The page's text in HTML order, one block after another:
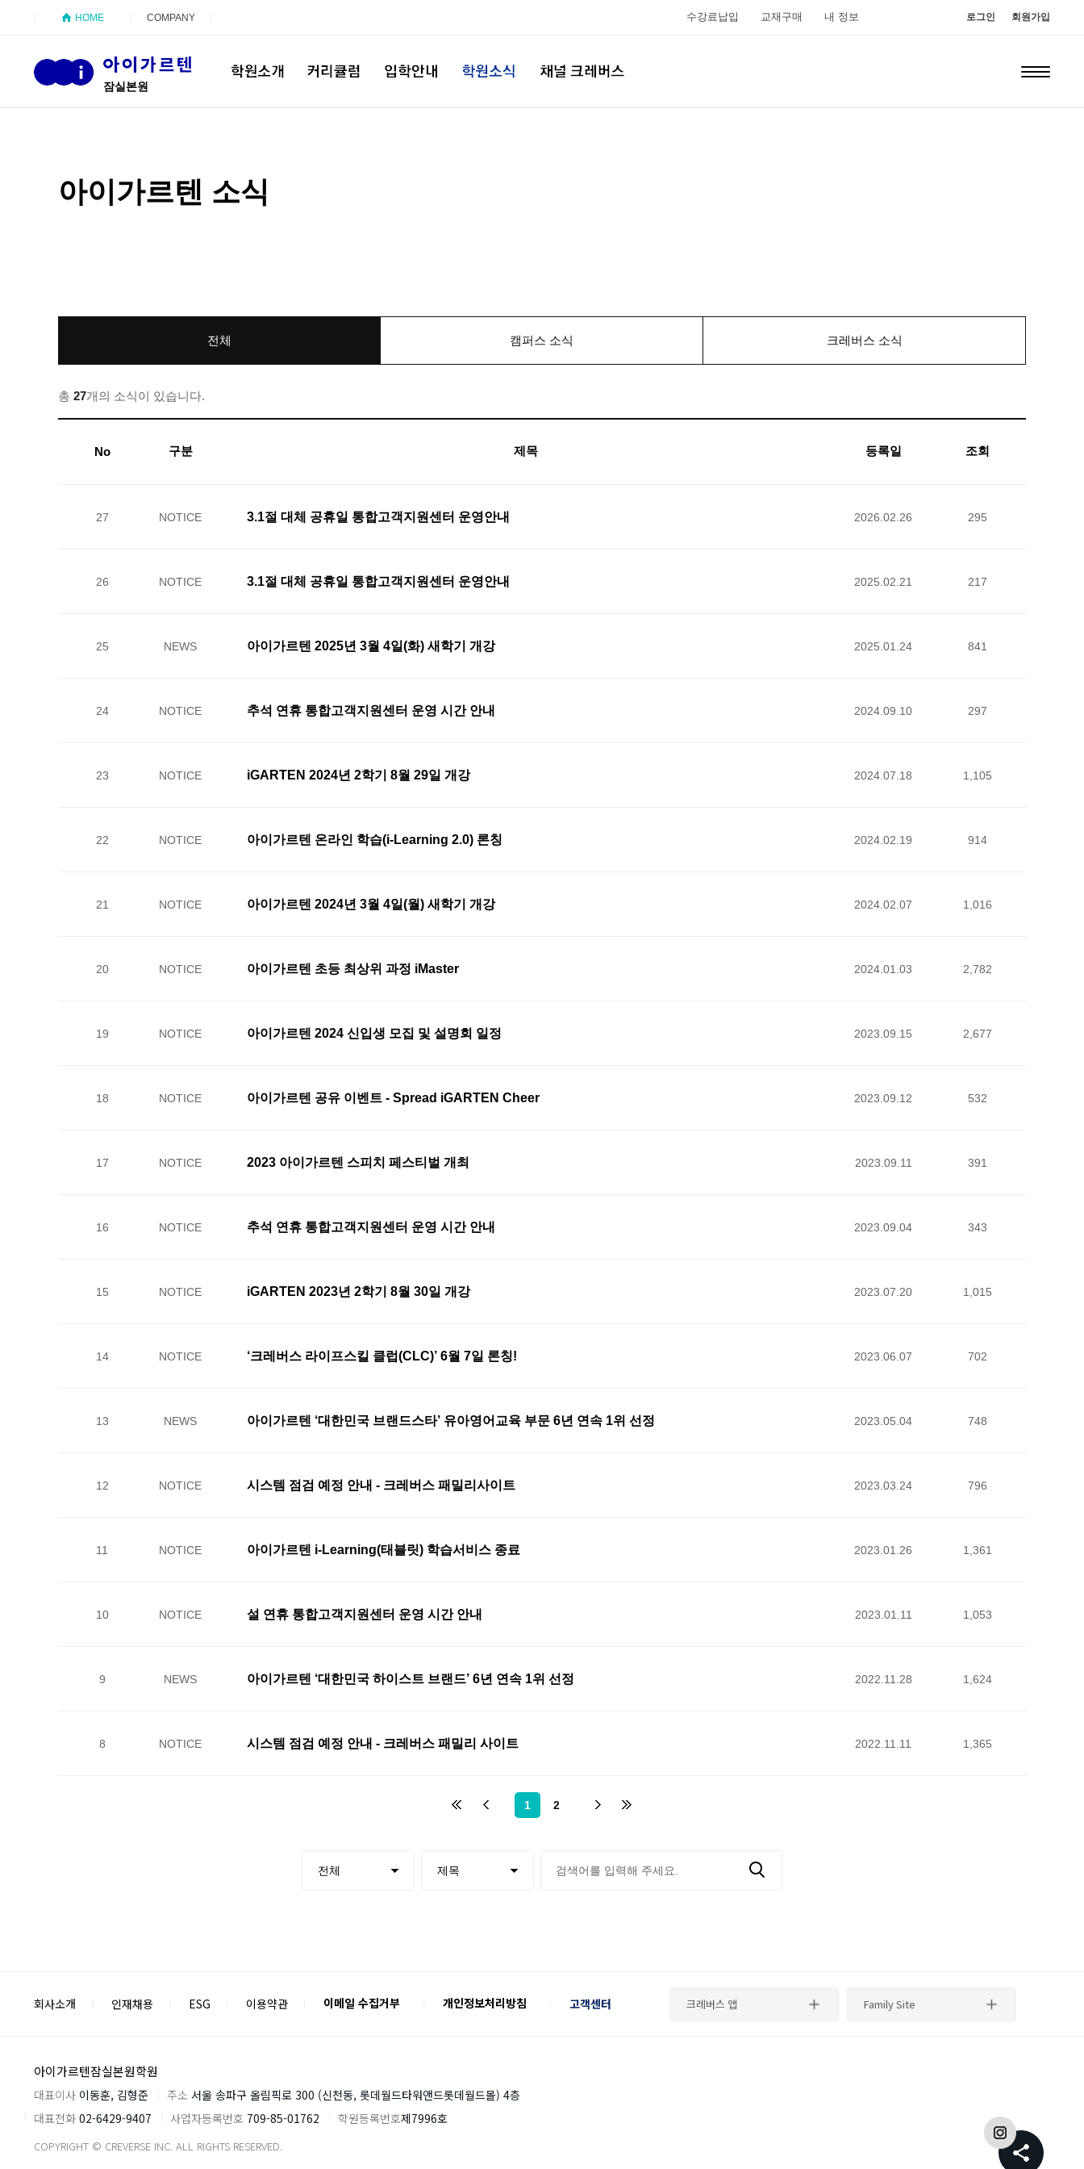
잠실본원
HOME COMPANY 로그인 회원가입
수강료납입 교재구매 내 정보
아이가르텐 소식
전체 캠퍼스 소식 크레버스 소식
총 27개의 소식이 있습니다.
No 구분 제목 등록일 조회
27 NOTICE 3.1절 대체 공휴일 통합고객지원센터 운영안내 2026.02.26 295
26 NOTICE 3.1절 대체 공휴일 통합고객지원센터 운영안내 2025.02.21 217
25 NEWS 아이가르텐 2025년 3월 4일(화) 새학기 개강 2025.01.24 841
24 NOTICE 추석 연휴 통합고객지원센터 운영 시간 안내 2024.09.10 297
23 NOTICE iGARTEN 2024년 2학기 8월 29일 개강 2024.07.18 1,105
22 NOTICE 아이가르텐 온라인 학습(i-Learning 2.0) 론칭 2024.02.19 914
21 NOTICE 아이가르텐 2024년 3월 4일(월) 새학기 개강 2024.02.07 1,016
20 NOTICE 아이가르텐 초등 최상위 과정 iMaster 2024.01.03 2,782
19 NOTICE 아이가르텐 2024 신입생 모집 및 설명회 일정 2023.09.15 2,677
18 NOTICE 아이가르텐 공유 이벤트 - Spread iGARTEN Cheer 2023.09.12 532
17 NOTICE 2023 아이가르텐 스피치 페스티벌 개최 2023.09.11 391
16 NOTICE 추석 연휴 통합고객지원센터 운영 시간 안내 2023.09.04 343
15 NOTICE iGARTEN 2023년 2학기 8월 30일 개강 2023.07.20 1,015
14 NOTICE ‘크레버스 라이프스킬 클럽(CLC)’ 6월 7일 론칭! 2023.06.07 702
13 NEWS 아이가르텐 ‘대한민국 브랜드스타’ 유아영어교육 부문 6년 연속 1위 선정 2023.05.04 748
12 NOTICE 시스템 점검 예정 안내 - 크레버스 패밀리사이트 2023.03.24 796
11 NOTICE 아이가르텐 i-Learning(태블릿) 학습서비스 종료 2023.01.26 1,361
10 NOTICE 설 연휴 통합고객지원센터 운영 시간 안내 2023.01.11 1,053
9 NEWS 아이가르텐 ‘대한민국 하이스트 브랜드’ 6년 연속 1위 선정 2022.11.28 1,624
8 NOTICE 시스템 점검 예정 안내 - 크레버스 패밀리 사이트 2022.11.11 1,365
1 2
회사소개 인재채용 ESG 이용약관 이메일 수집거부 개인정보처리방침 고객센터
아이가르텐잠실본원학원
대표이사 이동훈, 김형준 주소 서울 송파구 올림픽로 300 (신천동, 롯데월드타워앤드롯데월드몰) 4층
대표전화 02-6429-9407 사업자등록번호 709-85-01762 학원등록번호제7996호
COPYRIGHT © CREVERSE INC. ALL RIGHTS RESERVED.
Family Site
크레버스 앱